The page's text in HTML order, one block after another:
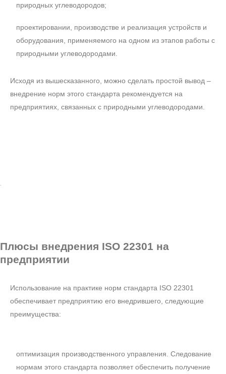
природных углеводородов;
проектировании, производстве и реализация устройств и
оборудования, применяемого на одном из этапов работы с
природными углеводородами.
Исходя из вышесказанного, можно сделать простой вывод –
внедрение норм этого стандарта рекомендуется на
предприятиях, связанных с природными углеводородами.
Плюсы внедрения ISO 22301 на
предприятии
Использование на практике норм стандарта ISO 22301
обеспечивает предприятию его внедрившего, следующие
преимущества:
оптимизация производственного управления. Следование
нормам этого стандарта позволяет обеспечить получение